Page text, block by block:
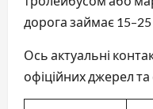
дорога займає 15–25
Ось актуальні
офіційних джерел та